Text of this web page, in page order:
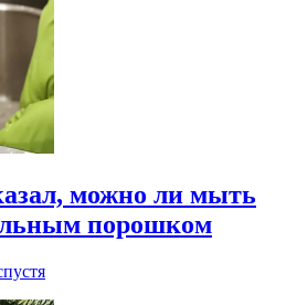
можно ли мыть
порошком